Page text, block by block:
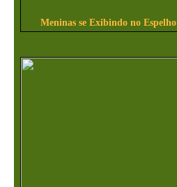
Meninas se Exibindo no Espelho